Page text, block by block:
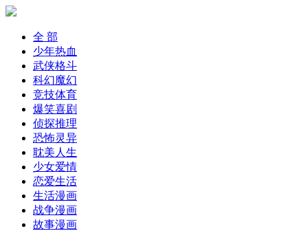
全 部
少年热血
武侠格斗
科幻魔幻
竞技体育
爆笑喜剧
侦探推理
恐怖灵异
耽美人生
少女爱情
恋爱生活
生活漫画
战争漫画
故事漫画